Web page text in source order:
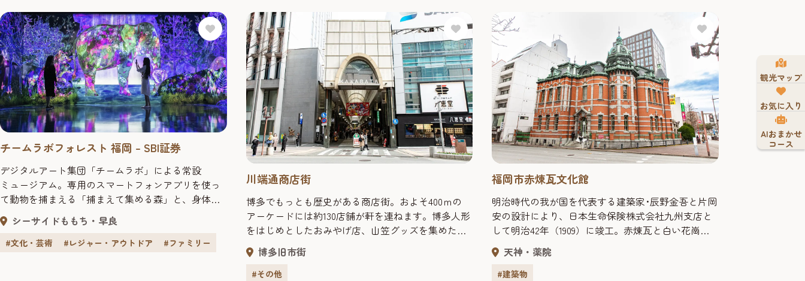
チームラボフォレスト 福岡 – SBI証券
デジタルアート集団「チームラボ」による常設
ミュージアム。専用のスマートフォンアプリを使っ
て動物を捕まえる「捕まえて集める森」と、身体の
動きに反応して作品が変化する「運動の森」の2つの
エリアからなる。 料金 16歳以上: 2,400円 15歳以下:
1,000円 ※3歳以下は、要保護者同伴（無料） ※ハイ
シーサイドももち・早良
#文化・芸術 #レジャー・アウトドア #ファミリー
川端通商店街
博多でもっとも歴史がある商店街。およそ400ｍの
アーケードには約130店舗が軒を連ねます。博多人形
をはじめとしたおみやげ店、山笠グッズを集めた
店、玄界灘の幸や人気ラーメン店もあり、博多散策
の定番スポット。金・土・日曜やイベント時には、
商店街の中にあるイベント広場で名物の川端ぜんざ
博多旧市街
#その他
福岡市赤煉瓦文化館
明治時代の我が国を代表する建築家･辰野金吾と片岡
安の設計により、日本生命保険株式会社九州支店と
して明治42年（1909）に竣工。赤煉瓦と白い花崗岩
の外壁は、19世紀末のイギリス様式で、ほかに尖塔
やドームなど、小規模ながら変化に富んでいる。 平
成2年（1990）まで市歴史資料館として使用された
天神・薬院
#建築物
観光マップ
お気に入り
AIおまかせ
コース